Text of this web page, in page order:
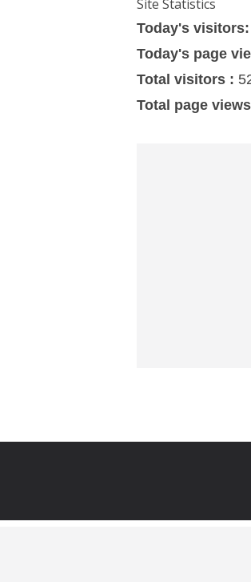
Site Statistics
Today's visitors:
Today's page
Total visitors :
Total page